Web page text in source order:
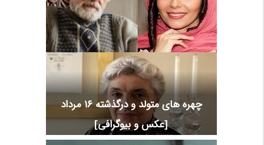
چهره های متولد و درگذشته 16 مرداد
[عکس و بیوگرافی]